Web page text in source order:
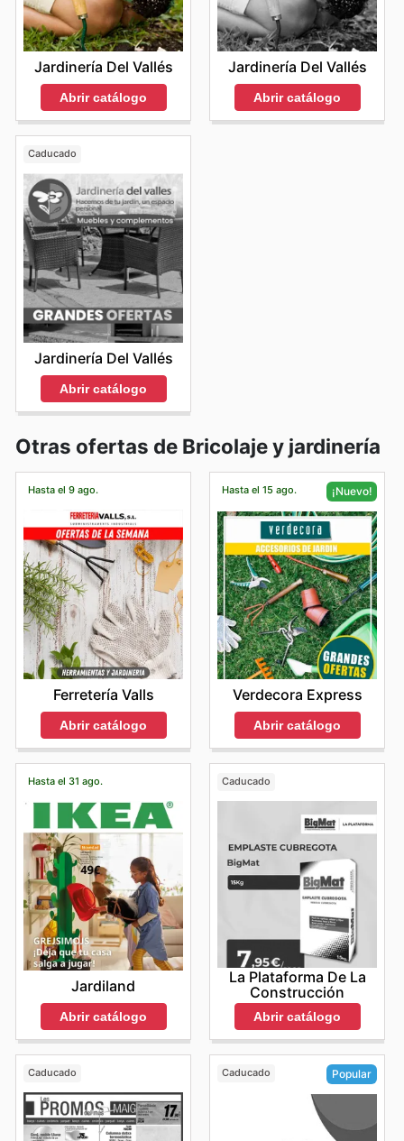
Jardinería Del Vallés
Abrir catálogo
Jardinería Del Vallés
Abrir catálogo
Caducado
Jardinería Del Vallés
Abrir catálogo
Otras ofertas de Bricolaje y jardinería
Hasta el 9 ago.
Ferretería Valls
Abrir catálogo
Hasta el 15 ago. ¡Nuevo!
Verdecora Express
Abrir catálogo
Hasta el 31 ago.
Jardiland
Abrir catálogo
Caducado
La Plataforma De La
Construcción
Abrir catálogo
Caducado Caducado Popular